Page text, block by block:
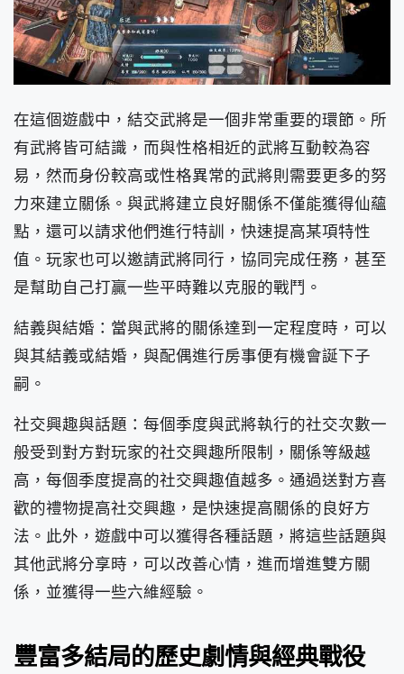
在這個遊戲中，結交武將是一個非常重要的環節。所
有武將皆可結識，而與性格相近的武將互動較為容
易，然而身份較高或性格異常的武將則需要更多的努
力來建立關係。與武將建立良好關係不僅能獲得仙蘊
點，還可以請求他們進行特訓，快速提高某項特性
值。玩家也可以邀請武將同行，協同完成任務，甚至
是幫助自己打贏一些平時難以克服的戰鬥。
結義與結婚：當與武將的關係達到一定程度時，可以
與其結義或結婚，與配偶進行房事便有機會誕下子
嗣。
社交興趣與話題：每個季度與武將執行的社交次數一
般受到對方對玩家的社交興趣所限制，關係等級越
高，每個季度提高的社交興趣值越多。通過送對方喜
歡的禮物提高社交興趣，是快速提高關係的良好方
法。此外，遊戲中可以獲得各種話題，將這些話題與
其他武將分享時，可以改善心情，進而增進雙方關
係，並獲得一些六維經驗。
豐富多結局的歷史劇情與經典戰役